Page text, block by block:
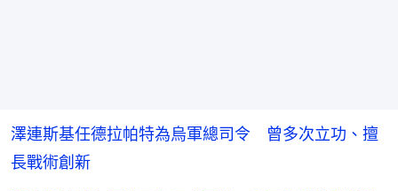
澤連斯基任德拉帕特為烏軍總司令 曾多次立功、擅
長戰術創新